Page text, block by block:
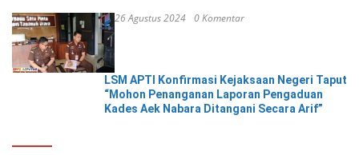
26 Agustus 2024 0 Komentar
LSM APTI Konfirmasi Kejaksaan Negeri Taput
“Mohon Penanganan Laporan Pengaduan
Kades Aek Nabara Ditangani Secara Arif”